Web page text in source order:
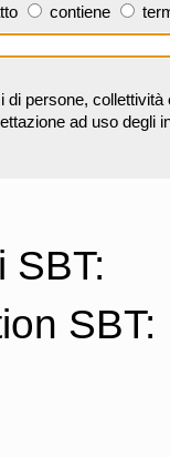
contiene
persone,
ad uso degli
SBT:
SBT: